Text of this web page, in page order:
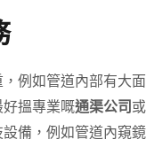
例如管道內部有大
搵專業嘅通渠公司
備，例如管道內窺